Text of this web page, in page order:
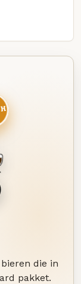
die in
pakket.